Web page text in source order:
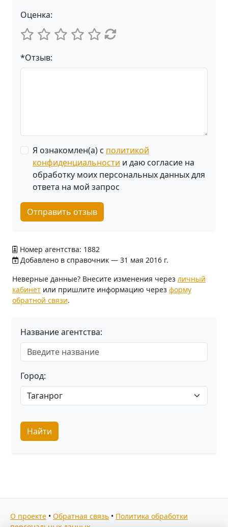
Оценка:
*Отзыв:
Я ознакомлен(а) с политикой
конфиденциальности и даю согласие на
обработку моих персональных данных для
ответа на мой запрос
Отправить отзыв
Номер агентства: 1882
Добавлено в справочник — 31 мая 2016 г.
Неверные данные? Внесите изменения через личный
кабинет или пришлите информацию через форму
обратной связи.
Название агентства:
Город:
Найти
О проекте • Обратная связь • Политика обработки